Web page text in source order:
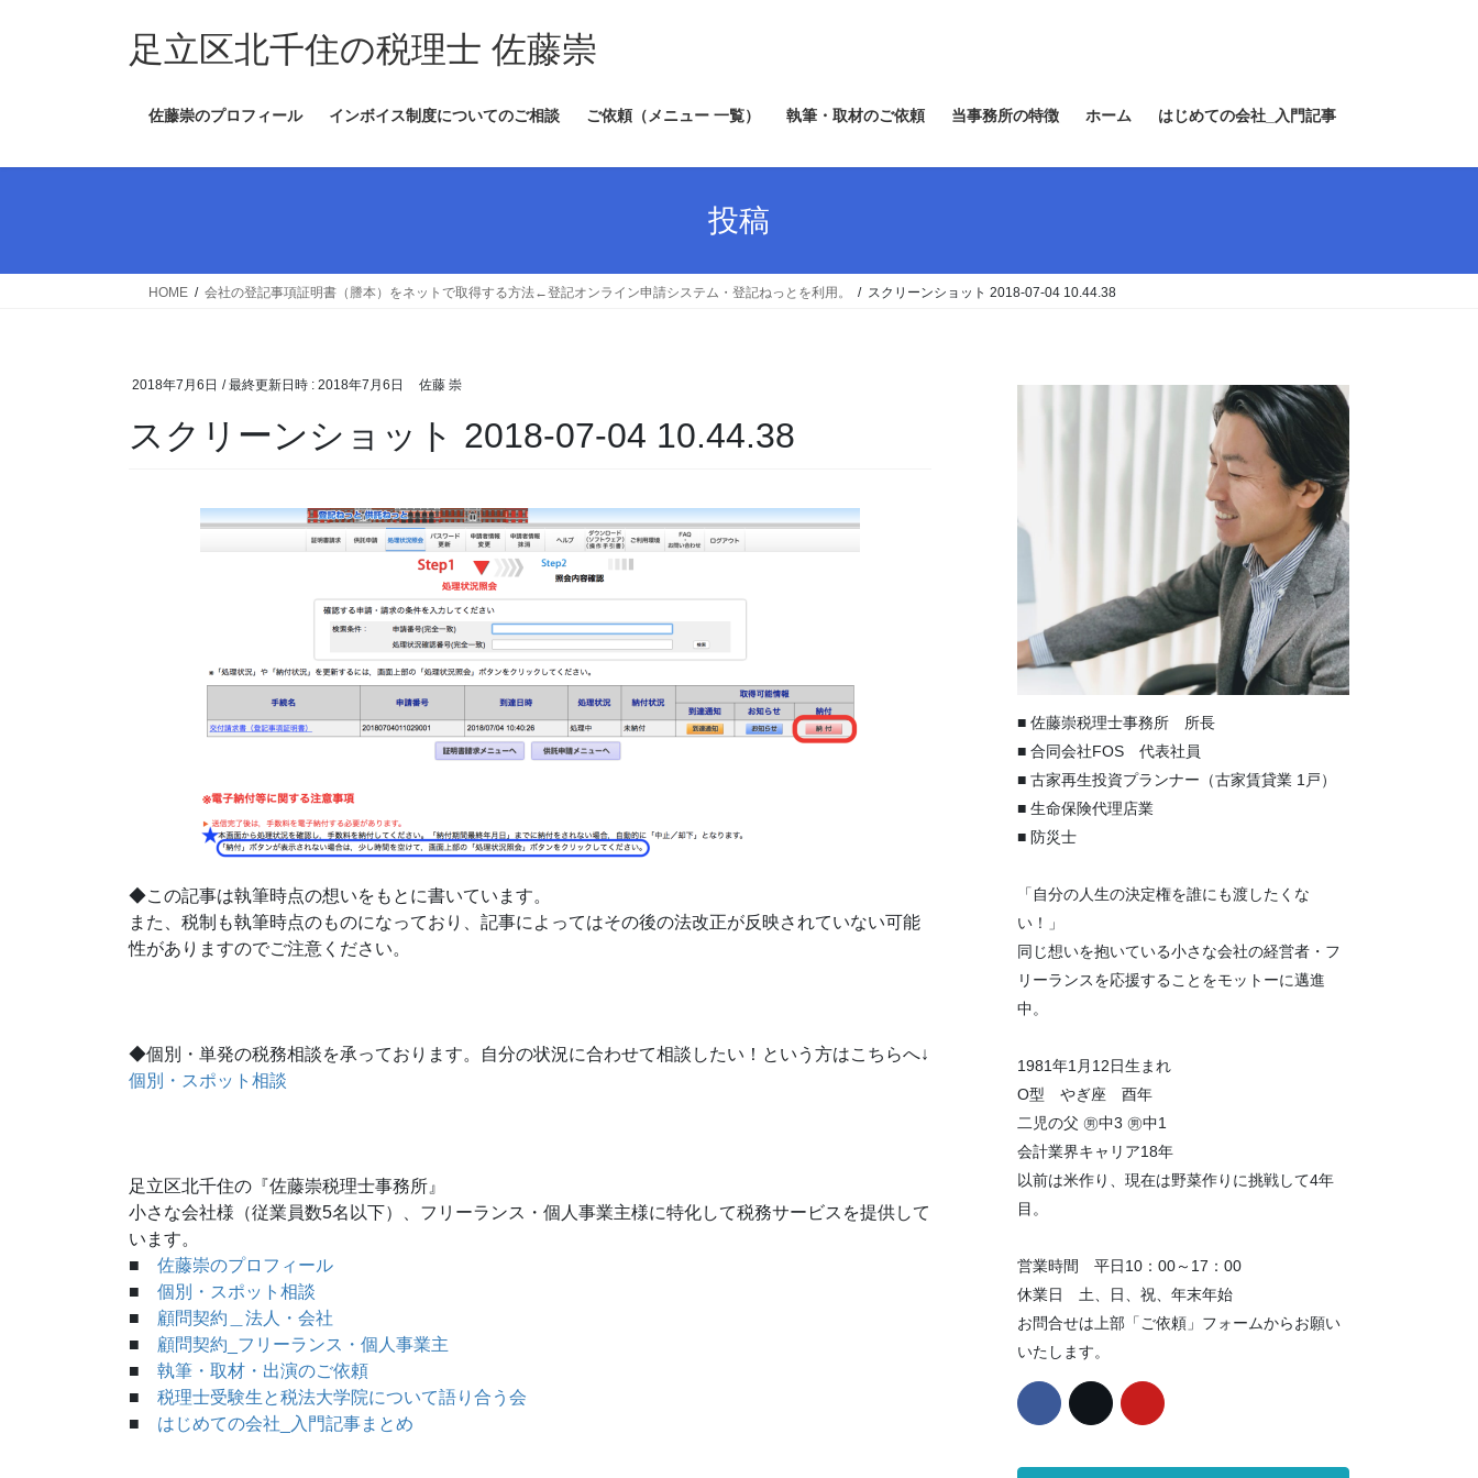
ス
ン
足立区北千住の税理士 佐藤崇
佐藤崇のプロフィール インボイス制度についてのご相談 ご依頼（メニュー 一覧） 執筆・取材のご依頼 当事務所の特徴 ホーム はじめての会社_入門記事
投稿
HOME 会社の登記事項証明書（謄本）をネットで取得する方法←登記オンライン申請システム・登記ねっとを利用。 スクリーンショット 2018-07-04 10.44.38
2018年7月6日 / 最終更新日時 : 2018年7月6日 佐藤 崇
スクリーンショット 2018-07-04 10.44.38
◆この記事は執筆時点の想いをもとに書いています。
また、税制も執筆時点のものになっており、記事によってはその後の法改正が反映されていない可能
性がありますのでご注意ください。
◆個別・単発の税務相談を承っております。自分の状況に合わせて相談したい！という方はこちらへ↓
個別・スポット相談
足立区北千住の『佐藤崇税理士事務所』
小さな会社様（従業員数5名以下）、フリーランス・個人事業主様に特化して税務サービスを提供して
います。
■ 佐藤崇のプロフィール
■ 個別・スポット相談
■ 顧問契約＿法人・会社
■ 顧問契約_フリーランス・個人事業主
■ 執筆・取材・出演のご依頼
■ 税理士受験生と税法大学院について語り合う会
■ はじめての会社_入門記事まとめ
■ 佐藤崇税理士事務所 所長
■ 合同会社FOS 代表社員
■ 古家再生投資プランナー（古家賃貸業 1戸）
■ 生命保険代理店業
■ 防災士
「自分の人生の決定権を誰にも渡したくな
い！」
同じ想いを抱いている小さな会社の経営者・フ
リーランスを応援することをモットーに邁進
中。
1981年1月12日生まれ
O型 やぎ座 酉年
二児の父 ㊚中3 ㊚中1
会計業界キャリア18年
以前は米作り、現在は野菜作りに挑戦して4年
目。
営業時間 平日10：00～17：00
休業日 土、日、祝、年末年始
お問合せは上部「ご依頼」フォームからお願い
いたします。